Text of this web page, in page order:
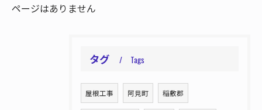
ページはありません
タグ Tags
屋根工事 阿見町 稲敷郡